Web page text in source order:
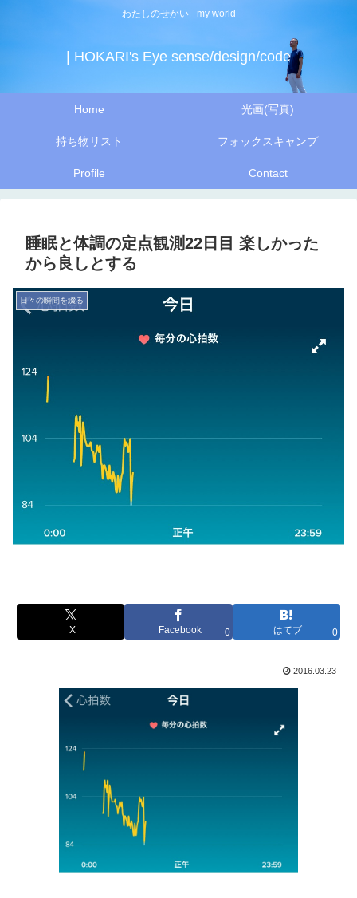
わたしのせかい - my world
| HOKARI's Eye sense/design/code
Home 光画(写真)
持ち物リスト フォックスキャンプ
Profile Contact
睡眠と体調の定点観測22日目 楽しかった
から良しとする
日々の瞬間を綴る
X Facebook 0 はてブ 0
2016.03.23